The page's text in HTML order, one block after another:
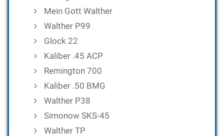
Mein Gott Walther
Walther P99
Glock 22
Kaliber .45 ACP
Remington 700
Kaliber .50 BMG
Walther P38
Simonow SKS-45
Walther TP